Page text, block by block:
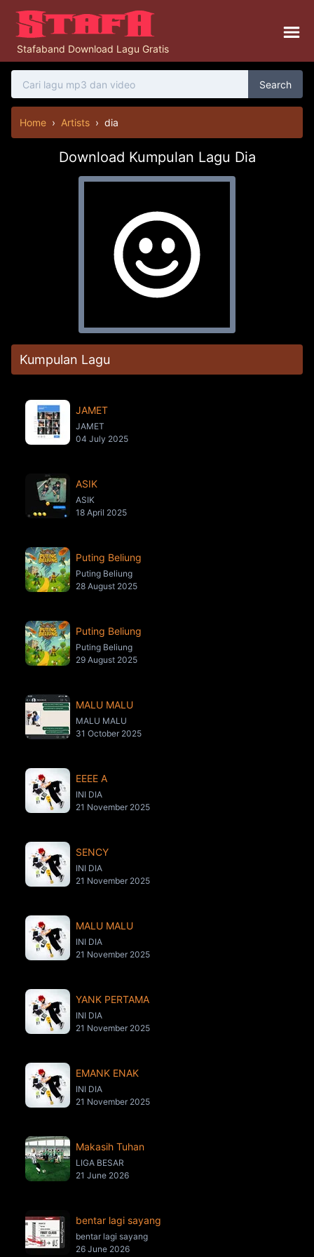
Stafaband Download Lagu Gratis
Search
Home › Artists › dia
Download Kumpulan Lagu Dia
Kumpulan Lagu
JAMET
JAMET
04 July 2025
ASIK
ASIK
18 April 2025
Puting Beliung
Puting Beliung
28 August 2025
Puting Beliung
Puting Beliung
29 August 2025
MALU MALU
MALU MALU
31 October 2025
EEEE A
INI DIA
21 November 2025
SENCY
INI DIA
21 November 2025
MALU MALU
INI DIA
21 November 2025
YANK PERTAMA
INI DIA
21 November 2025
EMANK ENAK
INI DIA
21 November 2025
Makasih Tuhan
LIGA BESAR
21 June 2026
bentar lagi sayang
bentar lagi sayang
26 June 2026